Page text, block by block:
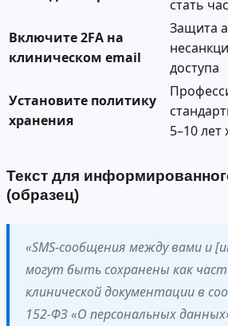
стать
Включите 2FA на
клиническом email
Защита
доступа
Установите политику
хранения
5–10 лет
Текст для
(образец)
«SMS-сообщения между вами и
могут быть сохранены как
клинической документации в
152-ФЗ «О персональных